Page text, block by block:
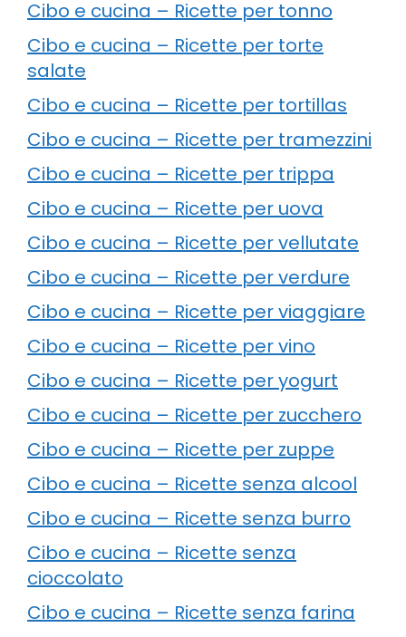
Cibo e cucina – Ricette per tonno
Cibo e cucina – Ricette per torte
salate
Cibo e cucina – Ricette per tortillas
Cibo e cucina – Ricette per tramezzini
Cibo e cucina – Ricette per trippa
Cibo e cucina – Ricette per uova
Cibo e cucina – Ricette per vellutate
Cibo e cucina – Ricette per verdure
Cibo e cucina – Ricette per viaggiare
Cibo e cucina – Ricette per vino
Cibo e cucina – Ricette per yogurt
Cibo e cucina – Ricette per zucchero
Cibo e cucina – Ricette per zuppe
Cibo e cucina – Ricette senza alcool
Cibo e cucina – Ricette senza burro
Cibo e cucina – Ricette senza
cioccolato
Cibo e cucina – Ricette senza farina